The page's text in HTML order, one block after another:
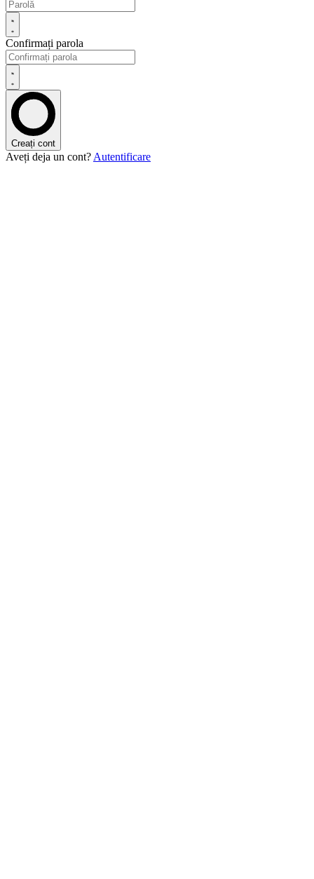
Confirmați parola
Creați cont
Aveți deja un cont? Autentificare